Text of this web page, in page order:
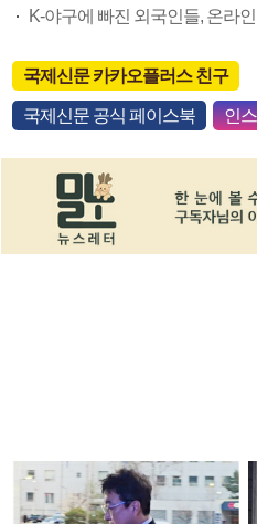
K-야구에 빠진 외국인들, 온라
국제신문 카카오플러스 친구
국제신문 공식 페이스북 인